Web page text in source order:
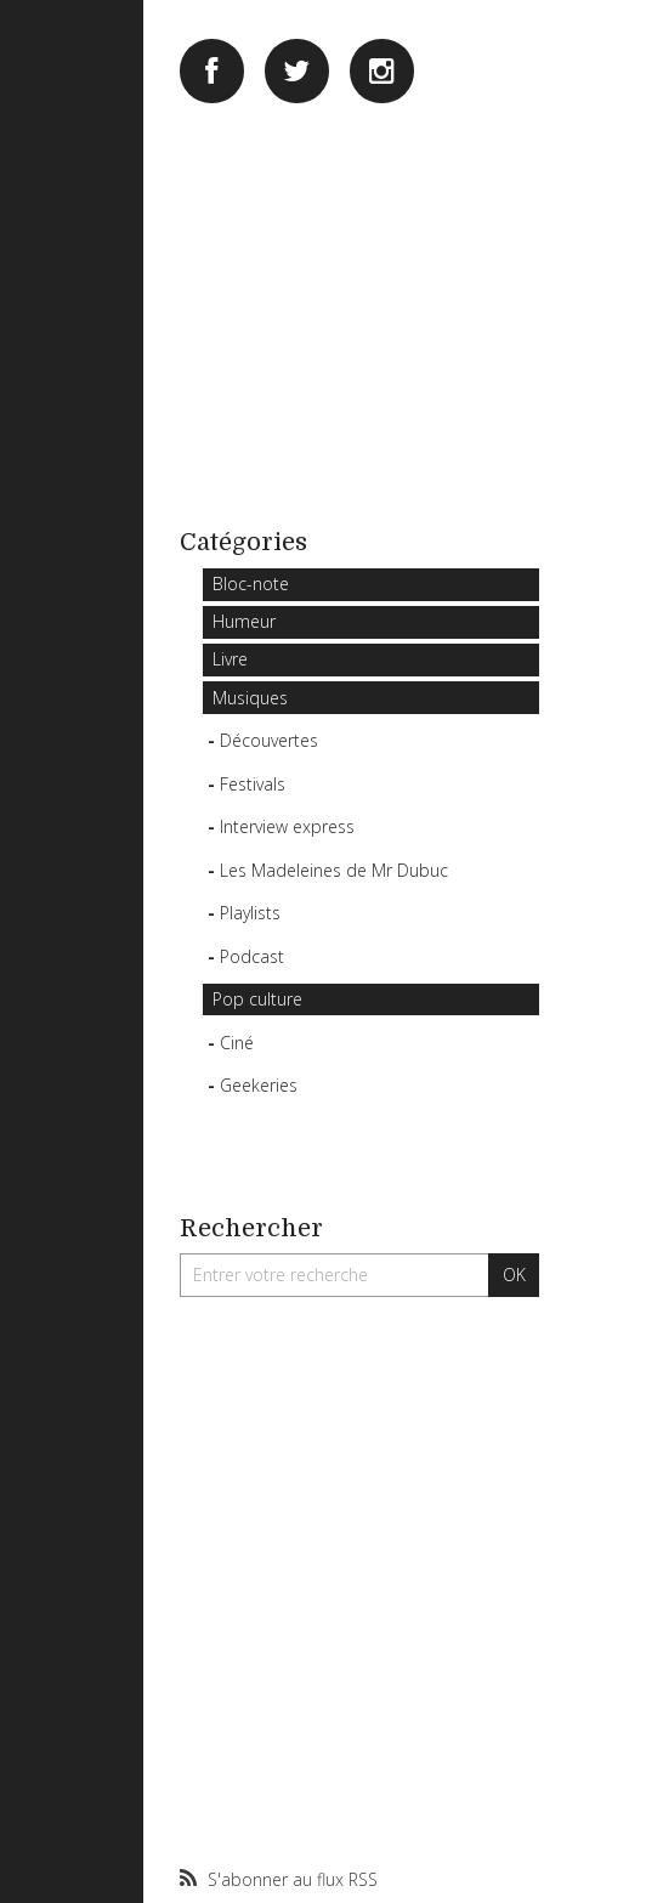
Catégories
Bloc-note
Humeur
Livre
Musiques
Découvertes
Festivals
Interview express
Les Madeleines de Mr Dubuc
Playlists
Podcast
Pop culture
Ciné
Geekeries
Rechercher
S'abonner au flux RSS